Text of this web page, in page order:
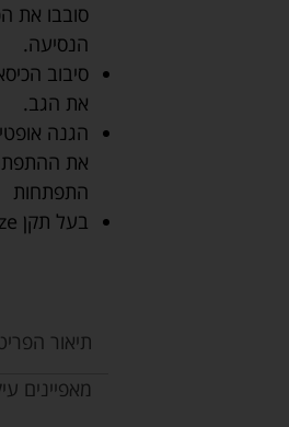
סובבו את
הנסיעה.
סיבוב
את הגב.
התפתחות
בעל תקן i-Size.
תיאור
מאפיינים